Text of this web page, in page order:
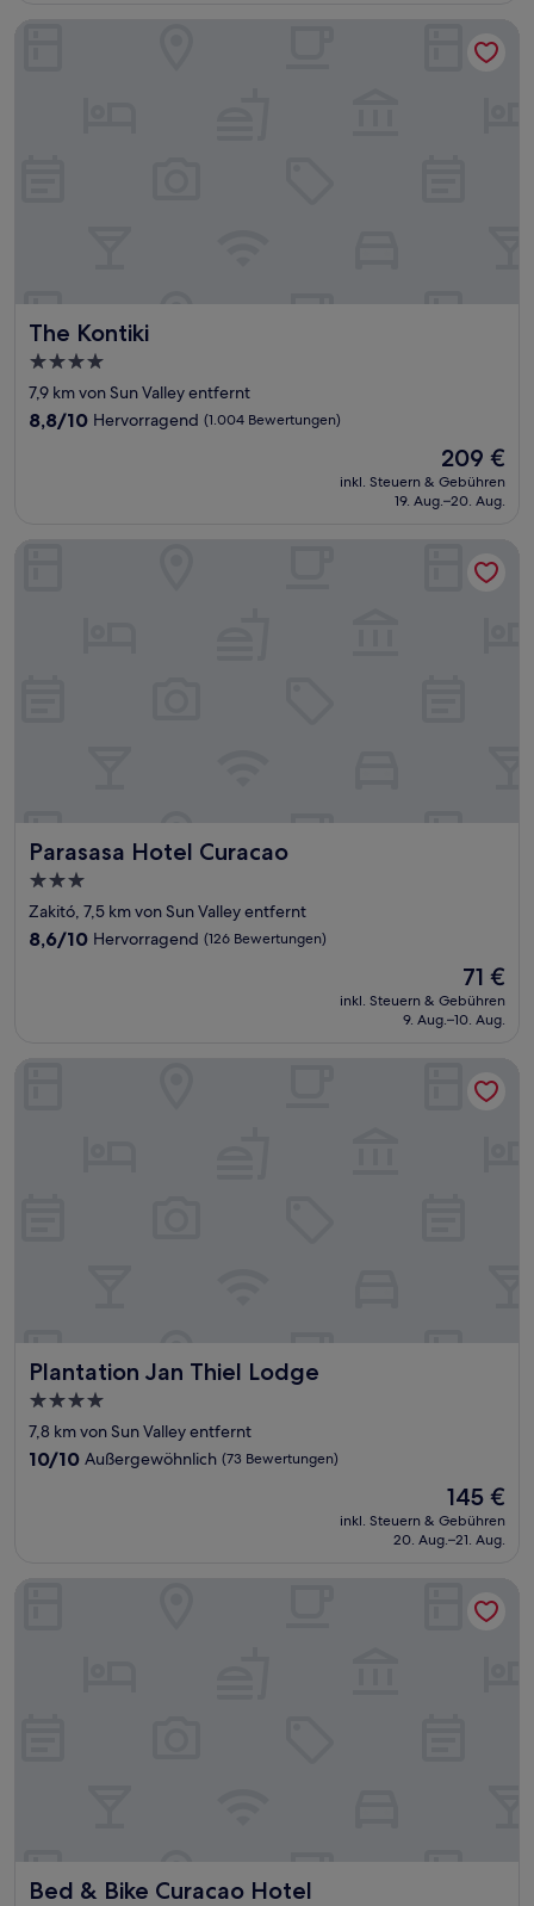
Bewertungen)
The Kontiki
The Kontiki
4.0-
Sterne-
Unterkunft
7,9 km von Sun Valley entfernt
8.8
8,8/10 Hervorragend (1.004 Bewertungen)
Der
Preis
beträgt
209 €
inkl. Steuern & Gebühren
19. Aug.–20. Aug.
Parasasa Hotel Curacao
Parasasa Hotel Curacao
3.0-
Sterne-
Unterkunft
Zakitó, 7,5 km von Sun Valley entfernt
8.6
8,6/10 Hervorragend (126 Bewertungen)
Der
Preis
beträgt
71 €
inkl. Steuern & Gebühren
9. Aug.–10. Aug.
Parasasa Hotel Curacao
Plantation Jan Thiel Lodge
Plantation Jan Thiel Lodge
4.0-
Sterne-
Unterkunft
7,8 km von Sun Valley entfernt
10.0
10/10 Außergewöhnlich (73 Bewertungen)
Der
Preis
beträgt
145 €
inkl. Steuern & Gebühren
20. Aug.–21. Aug.
Bed & Bike Curacao Hotel
Bed & Bike Curacao Hotel
Bed & Bike Curacao Hotel